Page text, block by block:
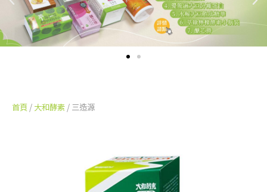
首頁 / 大和酵素 / 三造源